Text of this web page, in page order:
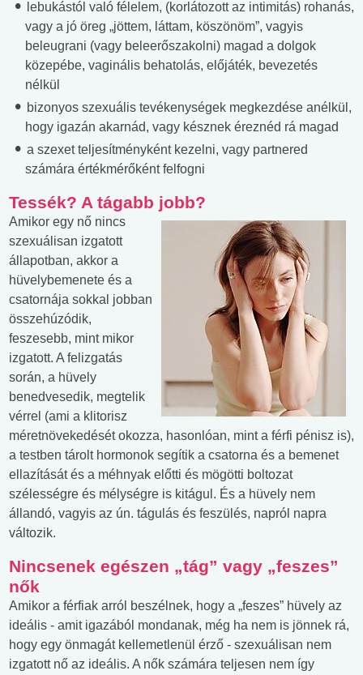
lebukástól való félelem, (korlátozott az intimitás) rohanás,
vagy a jó öreg „jöttem, láttam, köszönöm”, vagyis
beleugrani (vagy beleerőszakolni) magad a dolgok
közepébe, vaginális behatolás, előjáték, bevezetés
nélkül
bizonyos szexuális tevékenységek megkezdése anélkül,
hogy igazán akarnád, vagy késznek éreznéd rá magad
a szexet teljesítményként kezelni, vagy partnered
számára értékmérőként felfogni
Tessék? A tágabb jobb?
Amikor egy nő nincs
szexuálisan izgatott
állapotban, akkor a
hüvelybemenete és a
csatornája sokkal jobban
összehúzódik,
feszesebb, mint mikor
izgatott. A felizgatás
során, a hüvely
benedvesedik, megtelik
vérrel (ami a klitorisz
méretnövekedését okozza, hasonlóan, mint a férfi pénisz is),
a testben tárolt hormonok segítik a csatorna és a bemenet
ellazítását és a méhnyak előtti és mögötti boltozat
szélességre és mélységre is kitágul. És a hüvely nem
állandó, vagyis az ún. tágulás és feszülés, napról napra
változik.
Nincsenek egészen „tág” vagy „feszes”
nők
Amikor a férfiak arról beszélnek, hogy a „feszes” hüvely az
ideális - amit igazából mondanak, még ha nem is jönnek rá,
hogy egy önmagát kellemetlenül érző - szexuálisan nem
izgatott nő az ideális. A nők számára teljesen nem így